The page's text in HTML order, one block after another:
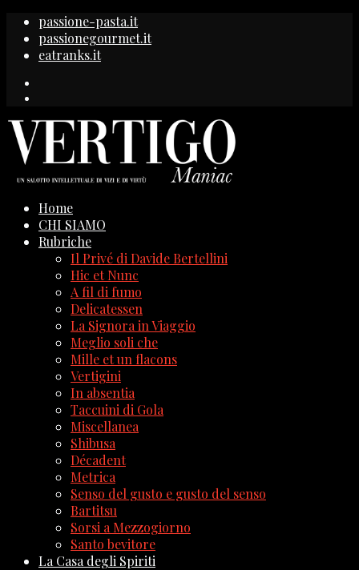
passione-pasta.it
passionegourmet.it
eatranks.it
Home
CHI SIAMO
Rubriche
Il Privé di Davide Bertellini
Hic et Nunc
A fil di fumo
Delicatessen
La Signora in Viaggio
Meglio soli che
Mille et un flacons
Vertigini
In absentia
Taccuini di Gola
Miscellanea
Shibusa
Décadent
Metrica
Senso del gusto e gusto del senso
Bartitsu
Sorsi a Mezzogiorno
Santo bevitore
La Casa degli Spiriti